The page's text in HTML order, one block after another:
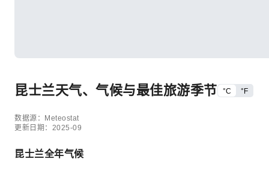
昆士兰天气、气候与最佳旅游季节 °C °F
数据源：Meteostat
更新日期：2025-09
昆士兰全年气候